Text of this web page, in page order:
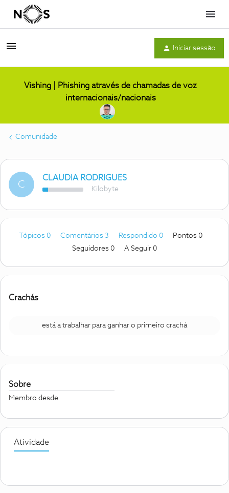
Menu
Iniciar sessão
Vishing | Phishing através de chamadas de voz
internacionais/nacionais
Comunidade
C
CLAUDIA RODRIGUES
Kilobyte
Tópicos 0 Comentários 3 Respondido 0
Pontos 0
Seguidores 0 A Seguir 0
Crachás
está a trabalhar para ganhar o primeiro crachá
Sobre
Membro desde
Atividade